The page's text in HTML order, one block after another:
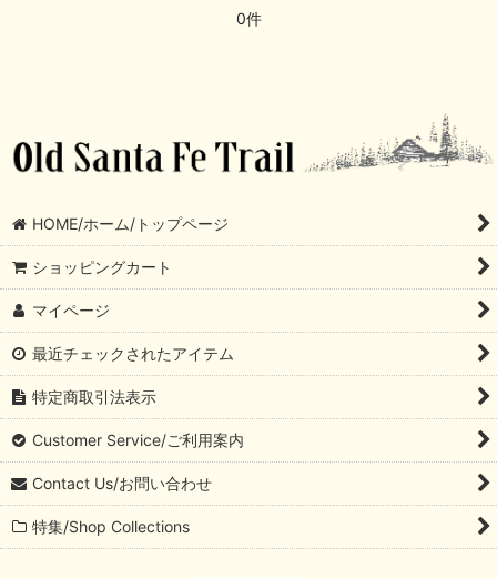
0件
HOME/ホーム/トップページ
ショッピングカート
マイページ
最近チェックされたアイテム
特定商取引法表示
Customer Service/ご利用案内
Contact Us/お問い合わせ
特集/Shop Collections